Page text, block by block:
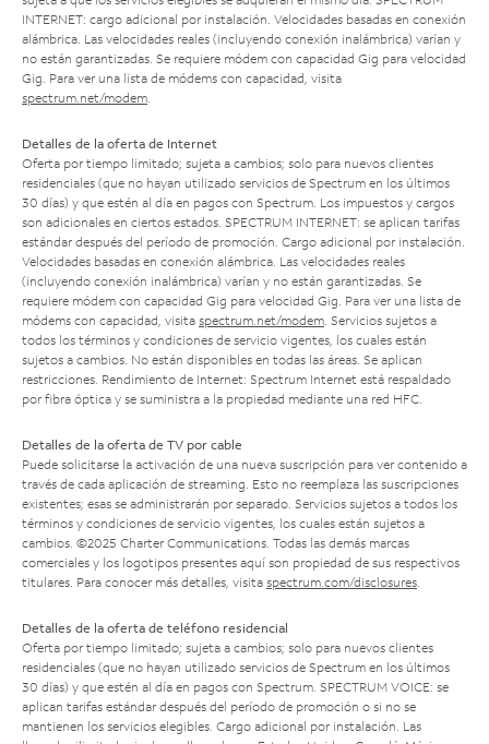
INTERNET: cargo adicional por instalación. Velocidades basadas en conexión
alámbrica. Las velocidades reales (incluyendo conexión inalámbrica) varían y
no están garantizadas. Se requiere módem con capacidad Gig para velocidad
Gig. Para ver una lista de módems con capacidad, visita
spectrum.net/modem
Detalles de la oferta de Internet
Oferta por tiempo limitado; sujeta a cambios; solo para nuevos clientes
residenciales (que no hayan utilizado servicios de Spectrum en los últimos
30 días) y que estén al día en pagos con Spectrum. Los impuestos y cargos
son adicionales en ciertos estados. SPECTRUM INTERNET: se aplican tarifas
estándar después del período de promoción. Cargo adicional por instalación.
Velocidades basadas en conexión alámbrica. Las velocidades reales
(incluyendo conexión inalámbrica) varían y no están garantizadas. Se
requiere módem con capacidad Gig para velocidad Gig. Para ver una lista de
módems con capacidad, visita spectrum.net/modem . Servicios sujetos a
todos los términos y condiciones de servicio vigentes, los cuales están
sujetos a cambios. No están disponibles en todas las áreas. Se aplican
restricciones. Rendimiento de Internet: Spectrum Internet está respaldado
por fibra óptica y se suministra a la propiedad mediante una red HFC.
Detalles de la oferta de TV por cable
Puede solicitarse la activación de una nueva suscripción para ver contenido a
través de cada aplicación de streaming. Esto no reemplaza las suscripciones
existentes; esas se administrarán por separado. Servicios sujetos a todos los
términos y condiciones de servicio vigentes, los cuales están sujetos a
cambios. ©2025 Charter Communications. Todas las demás marcas
comerciales y los logotipos presentes aquí son propiedad de sus respectivos
titulares. Para conocer más detalles, visita spectrum.com/disclosures
Detalles de la oferta de teléfono residencial
Oferta por tiempo limitado; sujeta a cambios; solo para nuevos clientes
residenciales (que no hayan utilizado servicios de Spectrum en los últimos
30 días) y que estén al día en pagos con Spectrum. SPECTRUM VOICE: se
aplican tarifas estándar después del período de promoción o si no se
mantienen los servicios elegibles. Cargo adicional por instalación. Las